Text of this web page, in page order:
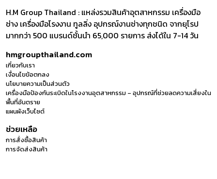
H.M Group Thailand : แหล่งรวมสินค้าอุตสาหกรรม เครื่องมือ
ช่าง เครื่องมือโรงงาน ทูลลิ่ง อุปกรณ์งานช่างทุกชนิด จากยุโรป
มากกว่า 500 แบรนด์ชั้นนำ 65,000 รายการ ส่งได้ใน 7-14 วัน
hmgroupthailand.com
เกี่ยวกับเรา
เงื่อนไขข้อตกลง
นโยบายความเป็นส่วนตัว
เครื่องมือป้องกันระเบิดในโรงงานอุตสาหกรรม – อุปกรณ์ที่ช่วยลดความเสี่ยงใน
พื้นที่อันตราย
แผนผังเว็บไซต์
ช่วยเหลือ
การสั่งซื้อสินค้า
การจัดส่งสินค้า